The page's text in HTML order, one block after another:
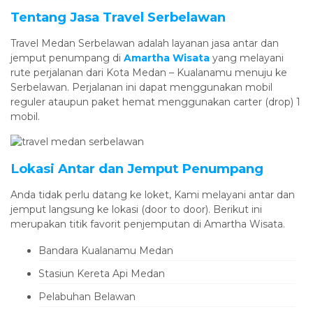
Tentang Jasa Travel Serbelawan
Travel Medan Serbelawan adalah layanan jasa antar dan
jemput penumpang di Amartha Wisata yang melayani
rute perjalanan dari Kota Medan – Kualanamu menuju ke
Serbelawan. Perjalanan ini dapat menggunakan mobil
reguler ataupun paket hemat menggunakan carter (drop) 1
mobil.
Lokasi Antar dan Jemput Penumpang
Anda tidak perlu datang ke loket, Kami melayani antar dan
jemput langsung ke lokasi (door to door). Berikut ini
merupakan titik favorit penjemputan di Amartha Wisata.
Bandara Kualanamu Medan
Stasiun Kereta Api Medan
Pelabuhan Belawan